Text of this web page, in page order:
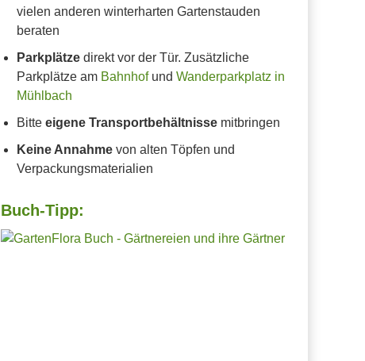
vielen anderen winterharten Gartenstauden
beraten
Parkplätze direkt vor der Tür. Zusätzliche
Parkplätze am BahnhofundWanderparkplatz in
Mühlbach
Bitteeigene Transportbehältnisse mitbringen
Keine Annahme von alten Töpfen und
Verpackungsmaterialien
Buch-Tipp: